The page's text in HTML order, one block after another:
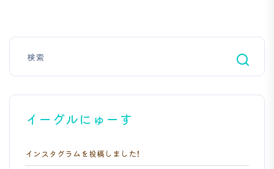
イーグルにゅーす
インスタグラムを投稿しました！